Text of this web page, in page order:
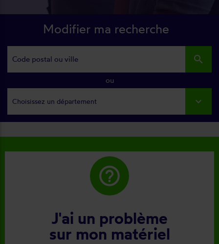
Modifier ma recherche
search
ou
Choisissez un département
help_outline
J'ai un problème
sur mon matériel